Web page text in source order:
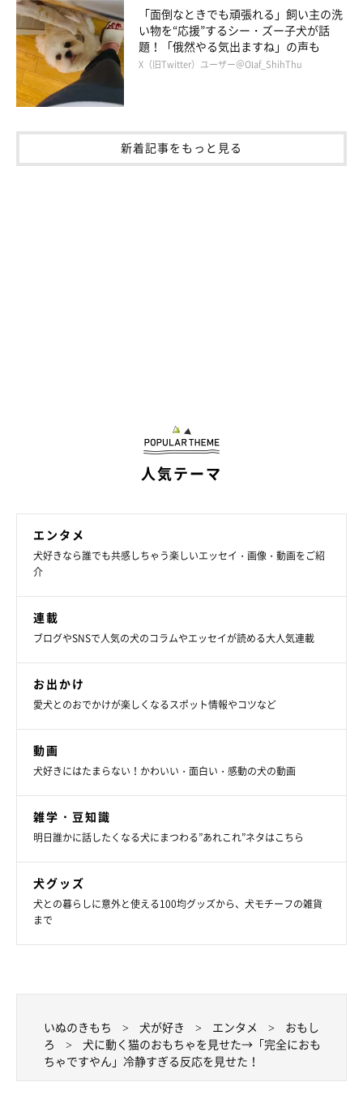
「面倒なときでも頑張れる」飼い主の洗
い物を“応援”するシー・ズー子犬が話
題！「俄然やる気出ますね」の声も
X（旧Twitter）ユーザー＠Olaf_ShihThu
新着記事をもっと見る
人気テーマ
エンタメ
犬好きなら誰でも共感しちゃう楽しいエッセイ・画像・動画をご紹
介
連載
ブログやSNSで人気の犬のコラムやエッセイが読める大人気連載
お出かけ
愛犬とのおでかけが楽しくなるスポット情報やコツなど
動画
犬好きにはたまらない！かわいい・面白い・感動の犬の動画
雑学・豆知識
明日誰かに話したくなる犬にまつわる”あれこれ”ネタはこちら
犬グッズ
犬との暮らしに意外と使える100均グッズから、犬モチーフの雑貨
まで
いぬのきもち 犬が好き エンタメ
おもし
ろ
犬に動く猫のおもちゃを見せた→「完全におも
ちゃですやん」冷静すぎる反応を見せた！